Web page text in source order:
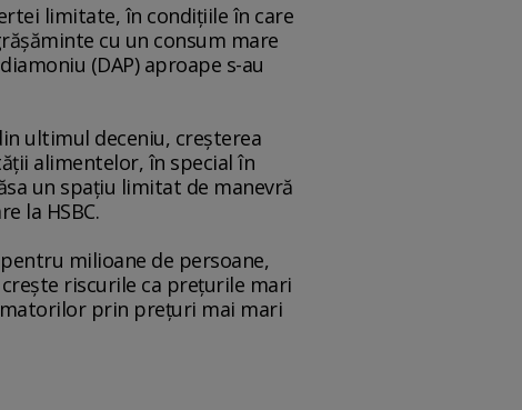
limitate, în condiţiile în care
cu un consum mare
(DAP) aproape s-au
ultimul deceniu, creşterea
alimentelor, în special în
un spaţiu limitat de manevră
la HSBC.
milioane de persoane,
riscurile ca preţurile mari
prin preţuri mai mari